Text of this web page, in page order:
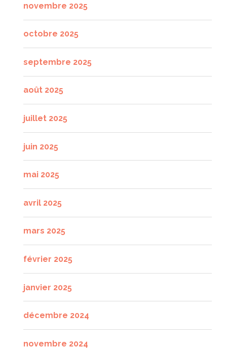
novembre 2025
octobre 2025
septembre 2025
août 2025
juillet 2025
juin 2025
mai 2025
avril 2025
mars 2025
février 2025
janvier 2025
décembre 2024
novembre 2024